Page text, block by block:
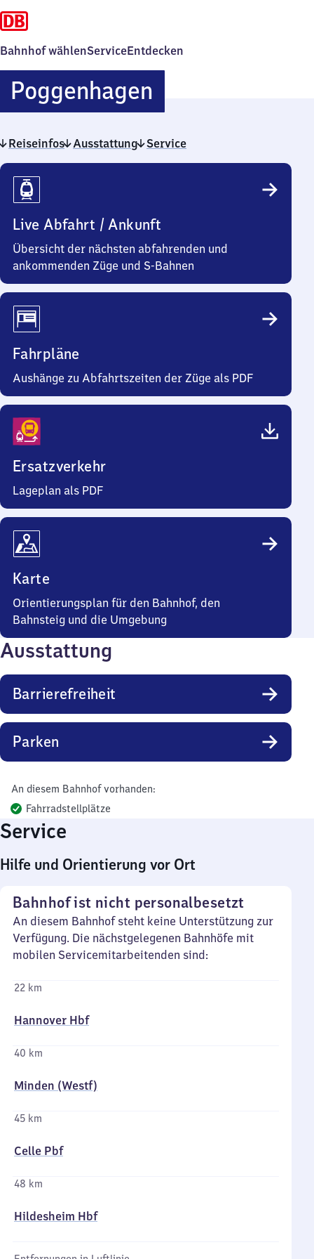
Bahnhof wählenServiceEntdecken
PoggenhagenPoggenhagen
Reiseinfos Ausstattung Service
Reiseinfos
Live Abfahrt / Ankunft
Übersicht der nächsten abfahrenden und
ankommenden Züge und S-Bahnen
Fahrpläne
Aushänge zu Abfahrtszeiten der Züge als PDF
Ersatzverkehr
Lageplan als PDF
Karte
Orientierungsplan für den Bahnhof, den
Bahnsteig und die Umgebung
Ausstattung
Barrierefreiheit
Parken
An diesem Bahnhof vorhanden:
Fahrradstellplätze
Service
Hilfe und Orientierung vor Ort
Bahnhof ist nicht personalbesetzt
An diesem Bahnhof steht keine Unterstützung zur
Verfügung. Die nächstgelegenen Bahnhöfe mit
mobilen Servicemitarbeitenden sind:
22 km
Hannover Hbf
40 km
Minden (Westf)
45 km
Celle Pbf
48 km
Hildesheim Hbf